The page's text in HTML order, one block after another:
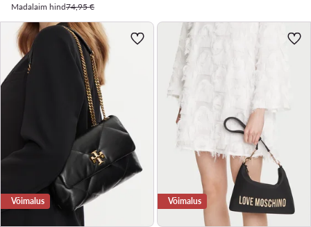
Madalaim hind74,95 €
Võimalus Võimalus